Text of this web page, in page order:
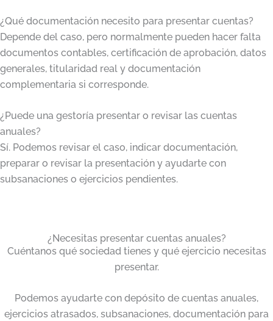
¿Qué documentación necesito para presentar cuentas?
Depende del caso, pero normalmente pueden hacer falta
documentos contables, certificación de aprobación, datos
generales, titularidad real y documentación
complementaria si corresponde.
¿Puede una gestoría presentar o revisar las cuentas
anuales?
Sí. Podemos revisar el caso, indicar documentación,
preparar o revisar la presentación y ayudarte con
subsanaciones o ejercicios pendientes.
¿Necesitas presentar cuentas anuales?
Cuéntanos qué sociedad tienes y qué ejercicio necesitas
presentar.
Podemos ayudarte con depósito de cuentas anuales,
ejercicios atrasados, subsanaciones, documentación para